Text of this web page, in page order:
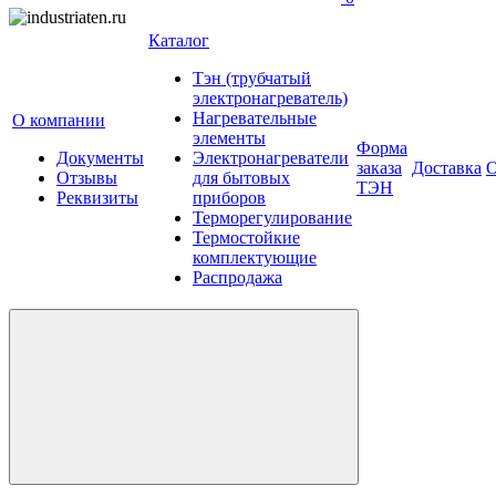
О компании
Документы
Отзывы
Реквизиты
Каталог
Тэн (трубчатый
электронагреватель)
Нагревательные
элементы
Электронагреватели
для бытовых
приборов
Терморегулирование
Термостойкие
комплектующие
Распродажа
Форма
заказа
ТЭН
Доставка